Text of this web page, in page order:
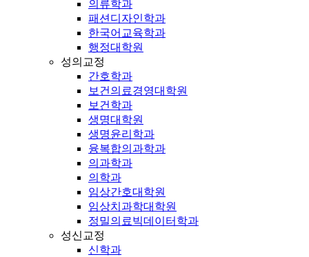
의류학과
패션디자인학과
한국어교육학과
행정대학원
성의교정
간호학과
보건의료경영대학원
보건학과
생명대학원
생명윤리학과
융복합의과학과
의과학과
의학과
임상간호대학원
임상치과학대학원
정밀의료빅데이터학과
성신교정
신학과